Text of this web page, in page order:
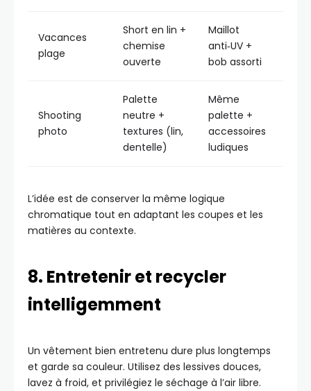
Vacances
plage
Short en lin +
chemise
ouverte
Maillot
anti‑UV +
bob assorti
Shooting
photo
Palette
neutre +
textures (lin,
dentelle)
Même
palette +
accessoires
ludiques
L’idée est de conserver la même logique
chromatique tout en adaptant les coupes et les
matières au contexte.
8. Entretenir et recycler
intelligemment
Un vêtement bien entretenu dure plus longtemps
et garde sa couleur. Utilisez des lessives douces,
lavez à froid, et privilégiez le séchage à l’air libre.